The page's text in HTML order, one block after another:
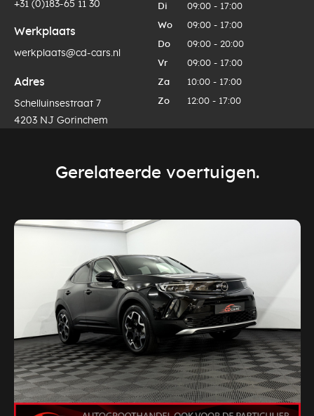
+31 (0)183-65 11 30
Werkplaats
werkplaats@cd-cars.nl
Adres
Schelluinsestraat 7
4203 NJ Gorinchem
Di 09:00 - 17:00
Wo 09:00 - 17:00
Do 09:00 - 20:00
Vr 09:00 - 17:00
Za 10:00 - 17:00
Zo 12:00 - 17:00
Gerelateerde voertuigen.